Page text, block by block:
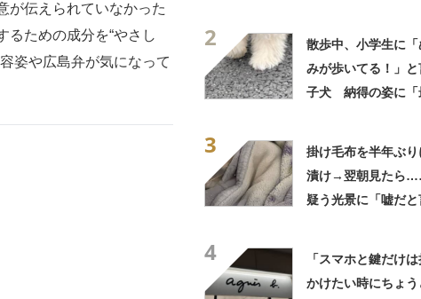
が伝えられていなかった
るための成分を“やさし
姿や広島弁が気になって
2
散歩中、小学生に「
みが歩いてる！」と
子犬 納得の姿に「
3
掛け毛布を半年ぶ
漬け→翌朝見た
疑う光景に「嘘だと
4
「スマホと鍵だけ
かけたい時にちょう